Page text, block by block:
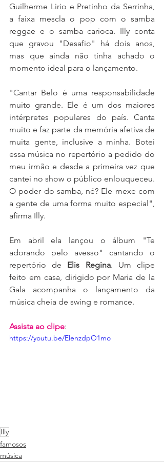
Guilherme Lirio e Pretinho da Serrinha,
a faixa mescla o pop com o samba
reggae e o samba carioca. Illy conta
que gravou "Desafio" há dois anos,
mas que ainda não tinha achado o
momento ideal para o lançamento.
"Cantar Belo é uma responsabilidade
muito grande. Ele é um dos maiores
intérpretes populares do país. Canta
muito e faz parte da memória afetiva de
muita gente, inclusive a minha. Botei
essa música no repertório a pedido do
meu irmão e desde a primeira vez que
cantei no show o público enlouqueceu.
O poder do samba, né? Ele mexe com
a gente de uma forma muito especial",
afirma Illy.
Em abril ela lançou o álbum "Te
adorando pelo avesso" cantando o
repertório de Elis Regina. Um clipe
feito em casa, dirigido por Maria de la
Gala acompanha o lançamento da
música cheia de swing e romance.
Assista ao clipe:
https://youtu.be/ElenzdpO1mo
Illy
famosos
música